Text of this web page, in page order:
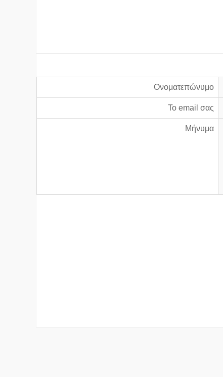
Ονοματεπώνυμο
Το email σας
Μήνυμα